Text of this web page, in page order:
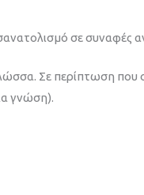
σε συναφές
Σε περίπτωση που
γνώση).